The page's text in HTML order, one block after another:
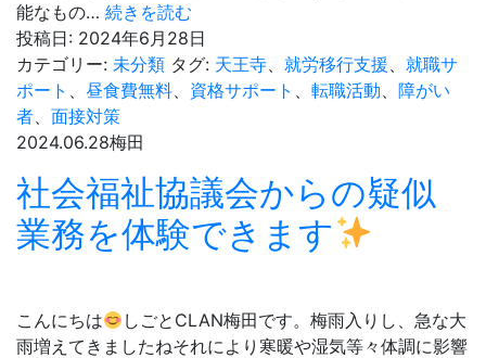
し
う
し
て
い
か
わ
な
い、、、
能なもの… 続きを読む
標
設
定
ま
し
た！
投稿日: 2024年6月28日
カテゴリー: 未分類 タグ: 天王寺、 就労移行支援、 就職サ
ポート 、 昼食費無料、 資格サポート 、 転職活動、 障がい
者、 面接対策
2024.06.28梅田
社会福祉協議会からの疑似
業務を体験できます
こんにちは
しごとCLAN梅田です。梅雨入りし、急な大
雨増えてきましたねそれにより寒暖や湿気等々体調に影響